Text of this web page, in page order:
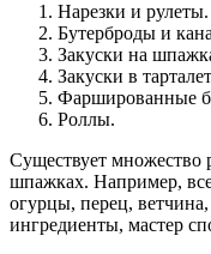
Нарезки и рулеты.
Бутерброды и
Закуски на
Закуски в
Фаршированные
Роллы.
Существует множество
шпажках. Например,
огурцы, перец,
ингредиенты, мастер